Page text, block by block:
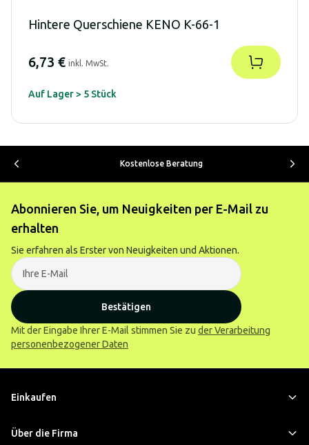
Hintere Querschiene KENO K-66-1
6,73 € inkl. MwSt.
Auf Lager > 5 Stück
Kostenlose Beratung
Abonnieren Sie, um Neuigkeiten per E-Mail zu
erhalten
Sie erfahren als Erster von Neuigkeiten und Aktionen.
Bestätigen
Mit der Eingabe Ihrer E-Mail stimmen Sie zu der Verarbeitung
personenbezogener Daten
Einkaufen
Über die Firma